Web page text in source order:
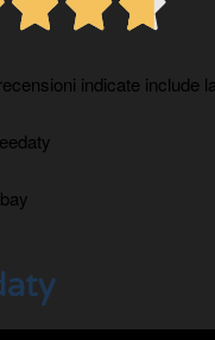
indicate include